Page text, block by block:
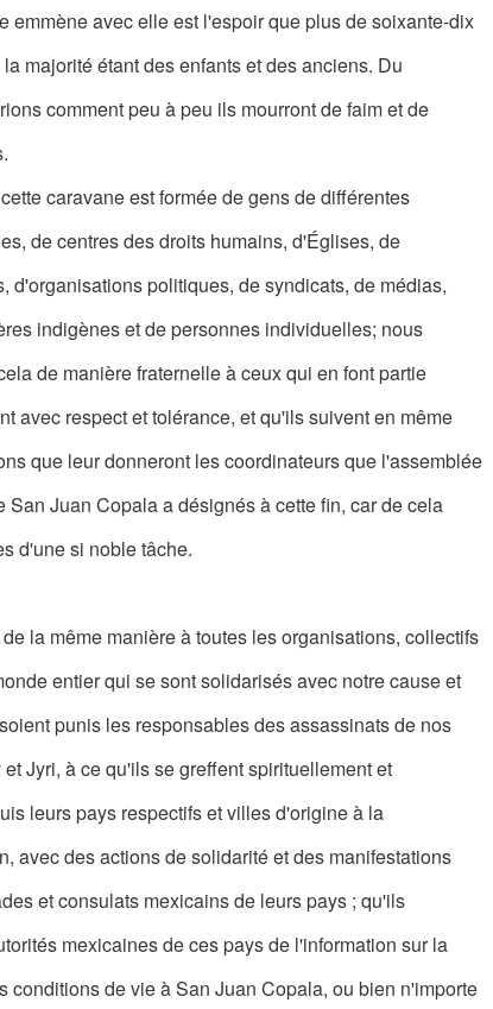
emmène avec elle est l'espoir que plus de soixante-dix
majorité étant des enfants et des anciens. Du
comment peu à peu ils mourront de faim et de
caravane est formée de gens de différentes
de centres des droits humains, d'Églises, de
d'organisations politiques, de syndicats, de médias,
indigènes et de personnes individuelles; nous
de manière fraternelle à ceux qui en font partie
avec respect et tolérance, et qu'ils suivent en même
que leur donneront les coordinateurs que l'assemblée
San Juan Copala a désignés à cette fin, car de cela
d'une si noble tâche.
la même manière à toutes les organisations, collectifs
entier qui se sont solidarisés avec notre cause et
punis les responsables des assassinats de nos
Jyri, à ce qu'ils se greffent spirituellement et
leurs pays respectifs et villes d'origine à la
avec des actions de solidarité et des manifestations
et consulats mexicains de leurs pays ; qu'ils
mexicaines de ces pays de l'information sur la
conditions de vie à San Juan Copala, ou bien n'importe